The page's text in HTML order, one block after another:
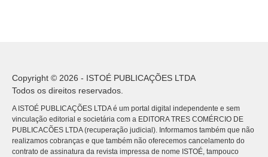
Copyright © 2026 - ISTOÉ PUBLICAÇÕES LTDA
Todos os direitos reservados.
A ISTOÉ PUBLICAÇÕES LTDA é um portal digital independente e sem
vinculação editorial e societária com a EDITORA TRES COMÉRCIO DE
PUBLICACÕES LTDA (recuperação judicial). Informamos também que não
realizamos cobranças e que também não oferecemos cancelamento do
contrato de assinatura da revista impressa de nome ISTOÉ, tampouco